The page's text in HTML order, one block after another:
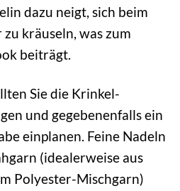
dazu neigt, sich beim
kräuseln, was zum
beiträgt.
Sie die Krinkel-
und gegebenenfalls ein
einplanen. Feine Nadeln
(idealerweise aus
Polyester-Mischgarn)